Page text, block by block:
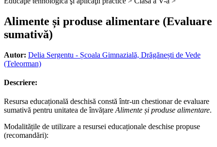
Alimente și produse alimentare (Evaluare
sumativă)
Autor: Delia Sergentu - Școala Gimnazială, Drăgănești de Vede
(Teleorman)
Descriere:
Resursa educațională deschisă constă într-un chestionar de evaluare
sumativă pentru unitatea de învățare Alimente și produse alimentare.
Modalitățile de utilizare a resursei educaționale deschise propuse
(recomandări):